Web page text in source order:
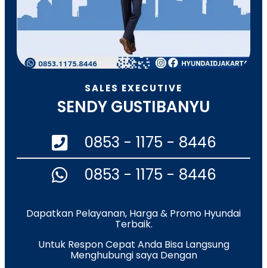
SALES EXECUTIVE
SENDY GUSTIBANYU
0853 - 1175 - 8446
0853 - 1175 - 8446
Dapatkan Pelayanan, Harga & Promo Hyundai
Terbaik.
Untuk Respon Cepat Anda Bisa Langsung
Menghubungi saya Dengan